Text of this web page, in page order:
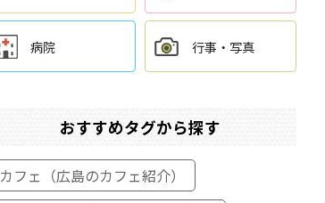
病院 行事・写真
おすすめタグから探す
カフェ（広島のカフェ紹介）